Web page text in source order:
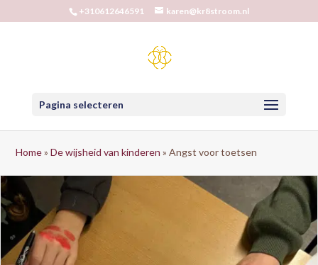
+310612646591 karen@kr8stroom.nl
Pagina selecteren
Home»De wijsheid van kinderen »Angst voor toetsen